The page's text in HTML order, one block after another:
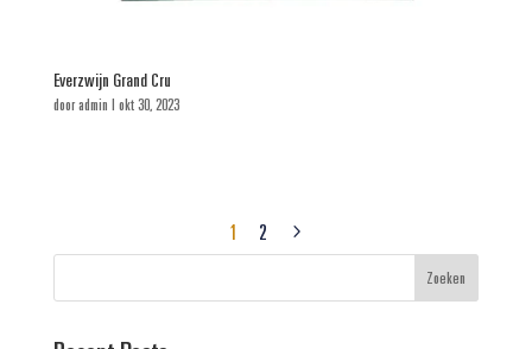
Everzwijn Grand Cru
dooradmin | okt 30, 2023
1 2 5
Zoeken